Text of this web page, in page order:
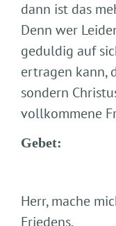
dann ist das
Denn wer
geduldig auf
ertragen kann,
sondern
vollkommene
Gebet:
Herr, mache
Friedens,